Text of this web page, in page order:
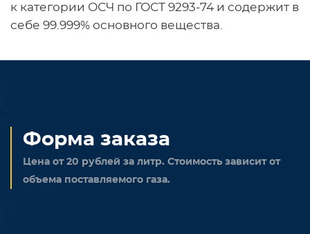
к категории ОСЧ по ГОСТ 9293-74 и содержит в
себе 99.999% основного вещества.
Форма заказа
Цена от 20 рублей за литр. Стоимость зависит от
объема поставляемого газа.